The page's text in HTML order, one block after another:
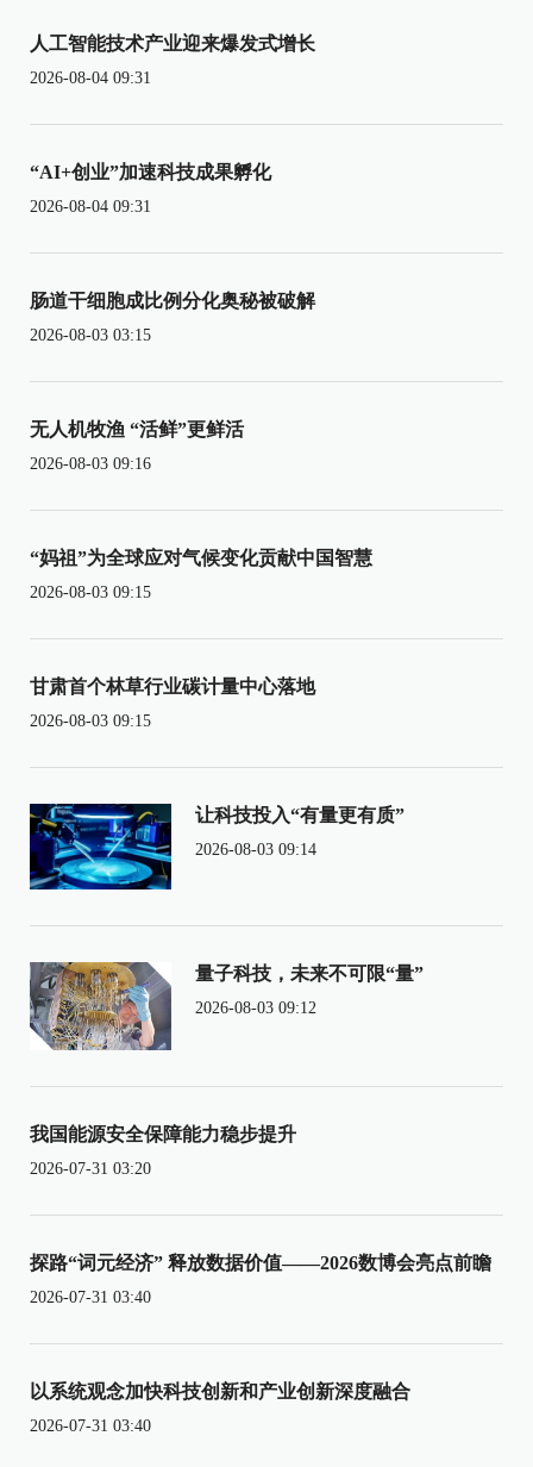
人工智能技术产业迎来爆发式增长
2026-08-04 09:31
“AI+创业”加速科技成果孵化
2026-08-04 09:31
肠道干细胞成比例分化奥秘被破解
2026-08-03 03:15
无人机牧渔 “活鲜”更鲜活
2026-08-03 09:16
“妈祖”为全球应对气候变化贡献中国智慧
2026-08-03 09:15
甘肃首个林草行业碳计量中心落地
2026-08-03 09:15
让科技投入“有量更有质”
2026-08-03 09:14
量子科技，未来不可限“量”
2026-08-03 09:12
我国能源安全保障能力稳步提升
2026-07-31 03:20
探路“词元经济” 释放数据价值——2026数博会亮点前瞻
2026-07-31 03:40
以系统观念加快科技创新和产业创新深度融合
2026-07-31 03:40